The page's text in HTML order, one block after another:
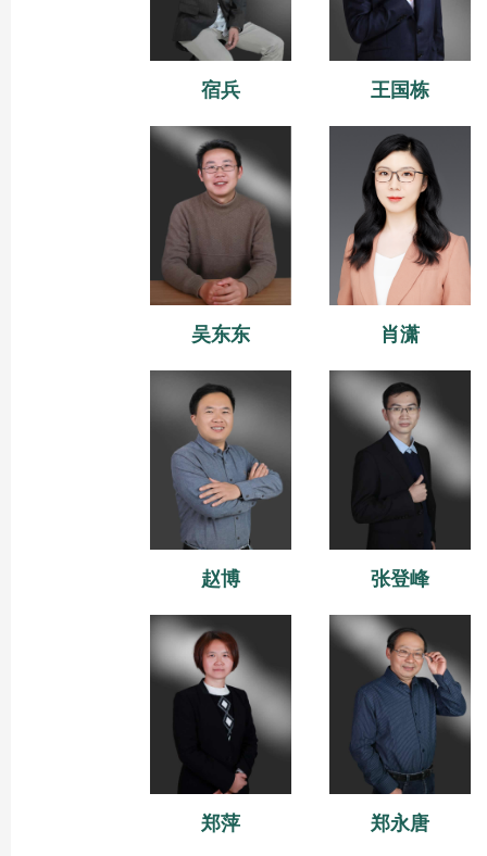
宿兵 王国栋
吴东东 肖潇
赵博 张登峰
郑萍 郑永唐